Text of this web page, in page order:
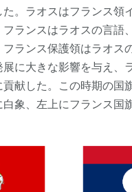
。ラオスはフランス領
ランスはラオスの言語
フランス保護領はラオス
に大きな影響を与え、
献した。この時期の国
白象、左上にフランス国